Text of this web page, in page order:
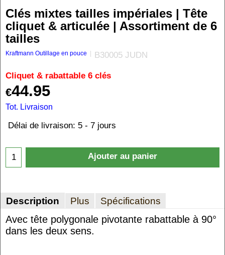
Clés mixtes tailles impériales | Tête
cliquet & articulée | Assortiment de 6
tailles
Kraftmann Outillage en pouce B30005 JUDN
Cliquet & rabattable 6 clés
€44.95
Tot. Livraison
Délai de livraison: 5 - 7 jours
Ajouter au panier
Description Plus Spécifications
Avec tête polygonale pivotante rabattable à 90°
dans les deux sens.